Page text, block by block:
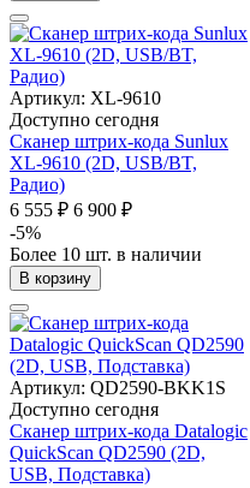
Артикул: XL-9610
Доступно сегодня
Сканер штрих-кода Sunlux
XL-9610 (2D, USB/BT,
Радио)
6 555 ₽ 6 900 ₽
-5%
Более 10 шт. в наличии
В корзину
Артикул: QD2590-BKK1S
Доступно сегодня
Сканер штрих-кода Datalogic
QuickScan QD2590 (2D,
USB, Подставка)